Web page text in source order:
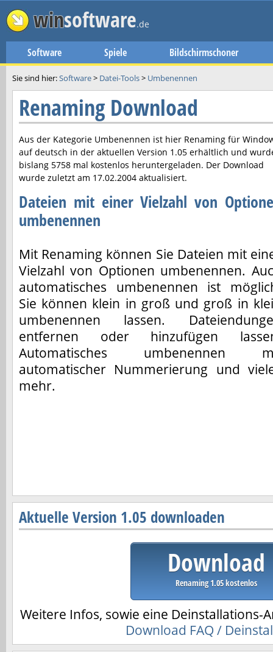
winsoftware.de
Software Spiele Bildschirmschoner
Sie sind hier:Software> Datei-Tools> Umbenennen
Renaming Download
Aus der Kategorie Umbenennen ist hier Renaming für
auf deutsch in der aktuellen Version 1.05 erhältlich und
bislang 5758 mal kostenlos heruntergeladen. Der Download
wurde zuletzt am 17.02.2004 aktualisiert.
Dateien mit einer Vielzahl von
umbenennen
Mit Renaming können Sie Dateien mit
Vielzahl von Optionen umbenennen.
automatisches umbenennen ist
Sie können klein in groß und groß in
umbenennen lassen.
entfernen oder hinzufügen
Automatisches umbenennen
automatischer Nummerierung und
mehr.
Aktuelle Version 1.05 downloaden
Download
Renaming 1.05 kostenlos
Weitere Infos, sowie eine Deinstallations-
Download FAQ /